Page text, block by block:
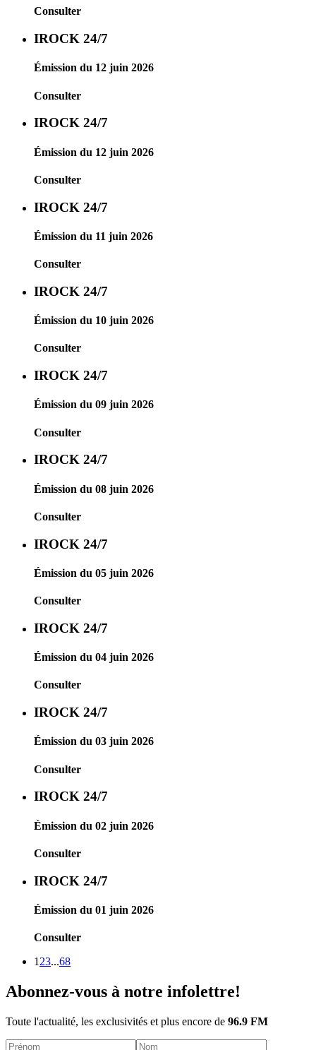
Consulter
IROCK 24/7
Émission du 12 juin 2026
Consulter
IROCK 24/7
Émission du 12 juin 2026
Consulter
IROCK 24/7
Émission du 11 juin 2026
Consulter
IROCK 24/7
Émission du 10 juin 2026
Consulter
IROCK 24/7
Émission du 09 juin 2026
Consulter
IROCK 24/7
Émission du 08 juin 2026
Consulter
IROCK 24/7
Émission du 05 juin 2026
Consulter
IROCK 24/7
Émission du 04 juin 2026
Consulter
IROCK 24/7
Émission du 03 juin 2026
Consulter
IROCK 24/7
Émission du 02 juin 2026
Consulter
IROCK 24/7
Émission du 01 juin 2026
Consulter
1 23...68
Abonnez-vous à notre infolettre!
Toute l'actualité, les exclusivités et plus encore de 96.9 FM